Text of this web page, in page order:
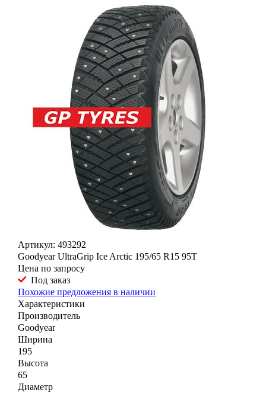
Артикул: 493292
Goodyear UltraGrip Ice Arctic 195/65 R15 95T
Цена по запросу
Под заказ
Похожие предложения в наличии
Характеристики
Производитель
Goodyear
Ширина
195
Высота
65
Диаметр